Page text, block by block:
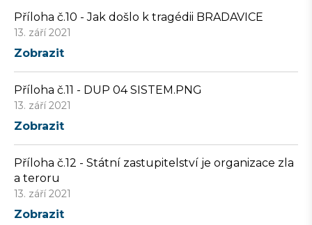
Příloha č.10 - Jak došlo k tragédii BRADAVICE
13. září 2021
Zobrazit
Příloha č.11 - DUP 04 SISTEM.PNG
13. září 2021
Zobrazit
Příloha č.12 - Státní zastupitelství je organizace zla
a teroru
13. září 2021
Zobrazit